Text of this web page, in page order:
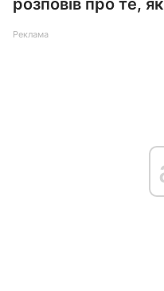
розповів про те,
Реклама